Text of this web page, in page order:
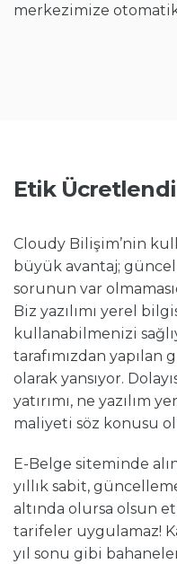
merkezimize otomatik
Etik
Cloudy Bilişim’nin
büyük avantaj;
sorunun var
Biz yazılımı yerel
kullanabilmenizi
tarafımızdan
olarak yansıyor.
yatırımı, ne yazılım
maliyeti söz konusu
E-Belge siteminde
yıllık sabit,
altında olursa olsun
tarifeler uygulamaz!
yıl sonu gibi